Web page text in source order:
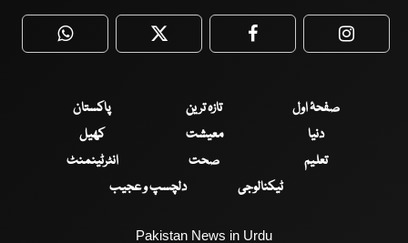
WhatsApp Twitter Facebook
صفحۂ اول تازہ ترین
پاکستان
دنیا
معیشت
کھیل
تعلیم
صحت
انٹرٹینمنٹ
ٹیکنالوجی
دلچسپ و عجیب
Pakistan News in Urdu